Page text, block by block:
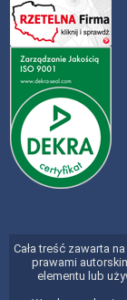
Cała treść zawarta
prawami
elementu lub